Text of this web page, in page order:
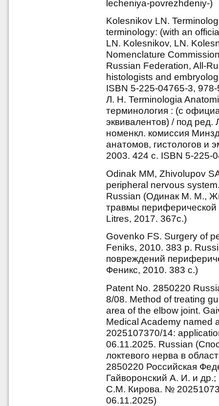
lecheniya-povrezhdeniy-)
Kolesnikov LN.
terminology: (with an
LN. Kolesnikov, LN.
Nomenclature
Russian Federation, All-
histologists and
ISBN 5-225-04765-3,
Л. Н. Terminologia
терминология : (с
эквивалентов) / под
номенкл. комиссия
анатомов, гистологов и
2003. 424 с. ISBN 5-225-
Odinak MM, Zhivolupov
peripheral nervous
Russian (Одинак М. М.,
травмы периферической
Litres, 2017. 367с.)
Govenko FS. Surgery of
Feniks, 2010. 383 p.
повреждений
Феникс, 2010. 383 с.)
Patent No. 2850220
8/08. Method of treating
area of the elbow joint.
Medical Academy named
2025107370/14:
06.11.2025. Russian
локтевого нерва в
2850220 Российская
Гайворонский А. И. и
С.М. Кирова. №
06.11.2025)